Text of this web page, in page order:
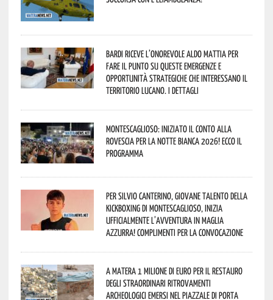
Bardi riceve l’onorevole Aldo Mattia per
fare il punto su queste emergenze e
opportunità strategiche che interessano il
territorio lucano. I dettagli
Montescaglioso: iniziato il conto alla
rovescia per la Notte Bianca 2026! Ecco il
programma
Per Silvio Canterino, giovane talento della
kickboxing di Montescaglioso, inizia
ufficialmente l’avventura in maglia
azzurra! Complimenti per la convocazione
A Matera 1 milione di euro per il restauro
degli straordinari ritrovamenti
archeologici emersi nel piazzale di Porta